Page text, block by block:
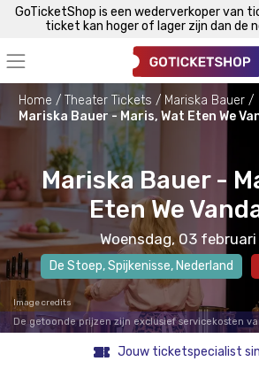
GoTicketShop is een wederverkoper van
ticket kan hoger of lager zijn dan de
Home Theater Tickets
Mariska Bauer
Mariska Bauer - Maris, Wat Eten We
Mariska Bauer -
Eten We
Woensdag, 03
De Stoep,Spijkenisse, Nederland
Image credits
De getoonde prijzen zijn exclusief servicekosten
Jouw ticketspecialist